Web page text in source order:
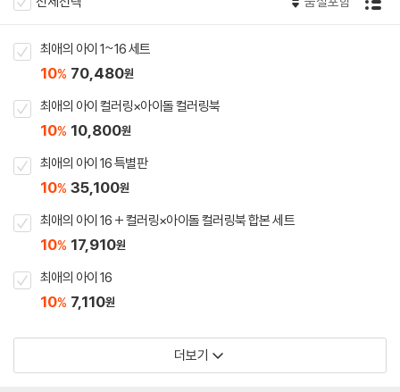
최애의 아이 1~16 세트
10% 70,480원
최애의 아이 컬러링×아이돌 컬러링북
10% 10,800원
최애의 아이 16 특별판
10% 35,100원
최애의 아이 16 + 컬러링×아이돌 컬러링북 합본 세트
10% 17,910원
최애의 아이 16
10% 7,110원
더보기